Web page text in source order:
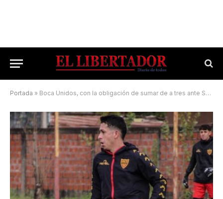
Portada » Boca Unidos, con la obligación de sumar de a tres ante Sarmiento